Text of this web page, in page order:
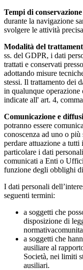
Tempi di
durante la navigazione
svolgere le attività
Modalità del
ss. del GDPR, i dati
trattati e conservati
adottando misure
stessi. Il trattamento dei
in qualunque
indicate all' art. 4,
Comunicazione e
potranno essere
conoscenza ad uno o
perdare attuazione a
particolare i dati
comunicati a Enti o
funzione degli obblighi
I dati personali
seguenti termini:
a soggetti che
disposizione di
a soggetti che
ausiliare al
Società, nei limiti
ausiliari.